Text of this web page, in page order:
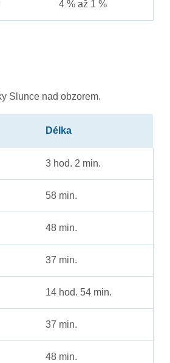
4 % až 1 %
Slunce nad obzorem.
Délka
3 hod. 2 min.
58 min.
48 min.
37 min.
14 hod. 54 min.
37 min.
48 min.